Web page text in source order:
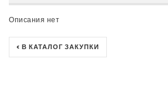
Описания нет
< В КАТАЛОГ ЗАКУПКИ